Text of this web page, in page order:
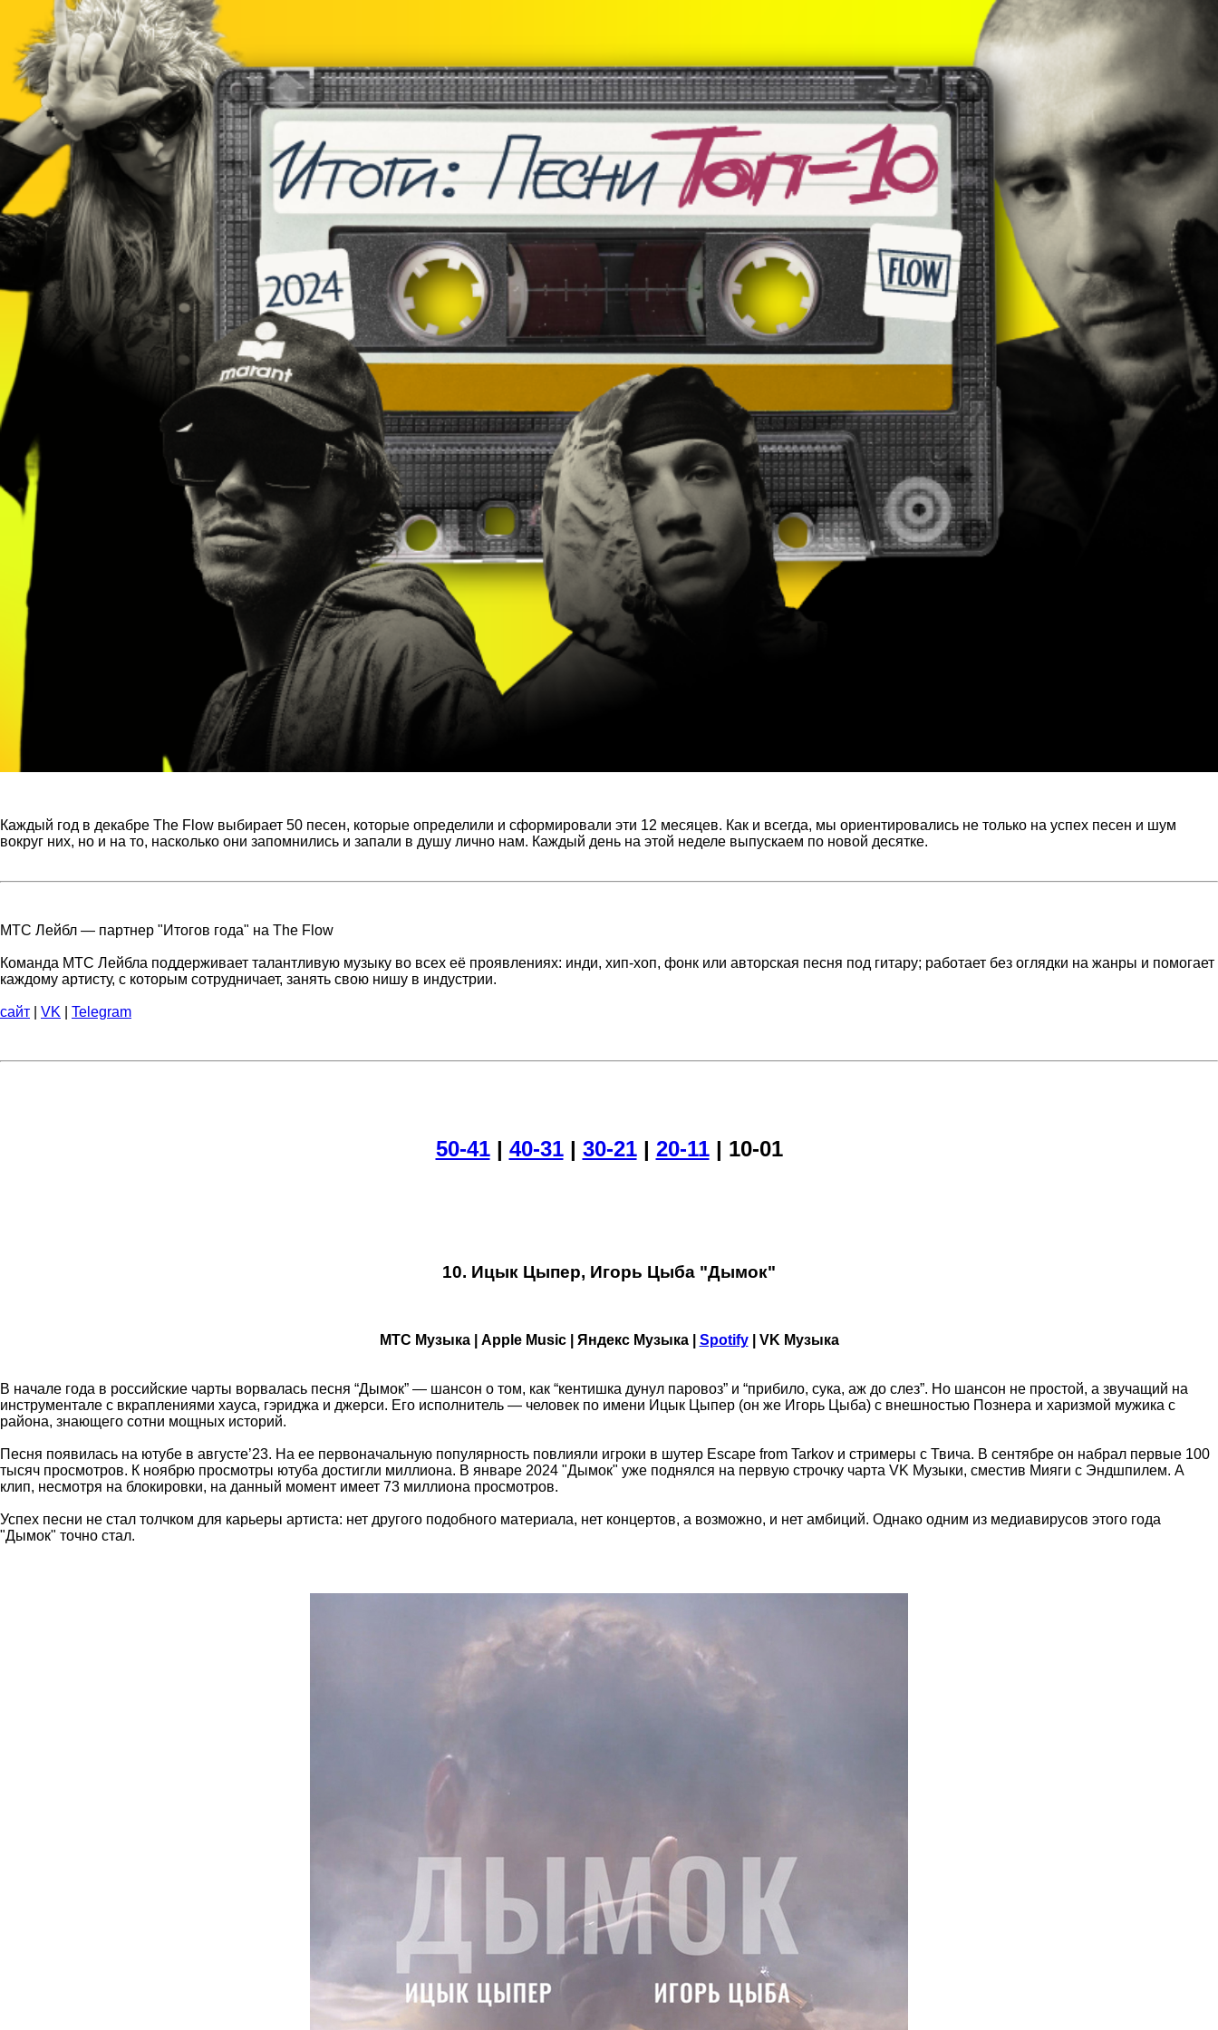
Каждый год в декабре The Flow выбирает 50 песен, которые определили и сформировали эти 12 месяцев. Как и всегда, мы ориентировались не только на успех песен и шум
вокруг них, но и на то, насколько они запомнились и запали в душу лично нам. Каждый день на этой неделе выпускаем по новой десятке.
МТС Лейбл — партнер "Итогов года" на The Flow
Команда МТС Лейбла поддерживает талантливую музыку во всех её проявлениях: инди, хип-хоп, фонк или авторская песня под гитару; работает без оглядки на жанры и помогает
каждому артисту, с которым сотрудничает, занять свою нишу в индустрии.
сайт VK Telegram
50-41| 40-31| 30-21| 20-11| 10-01
10. Ицык Цыпер, Игорь Цыба "Дымок"
МТС Музыка | Apple Music | Яндекс Музыка | Spotify| VK Музыка
В начале года в российские чарты ворвалась песня “Дымок” — шансон о том, как “кентишка дунул паровоз” и “прибило, сука, аж до слез”. Но шансон не простой, а звучащий на
инструментале с вкраплениями хауса, гэриджа и джерси. Его исполнитель — человек по имени Ицык Цыпер (он же Игорь Цыба) с внешностью Познера и харизмой мужика с
района, знающего сотни мощных историй.
Песня появилась на ютубе в августе’23. На ее первоначальную популярность повлияли игроки в шутер Escape from Tarkov и стримеры с Твича. В сентябре он набрал первые 100
тысяч просмотров. К ноябрю просмотры ютуба достигли миллиона. В январе 2024 "Дымок" уже поднялся на первую строчку чарта VK Музыки, сместив Мияги с Эндшпилем. А
клип, несмотря на блокировки, на данный момент имеет 73 миллиона просмотров.
Успех песни не стал толчком для карьеры артиста: нет другого подобного материала, нет концертов, а возможно, и нет амбиций. Однако одним из медиавирусов этого года
"Дымок" точно стал.